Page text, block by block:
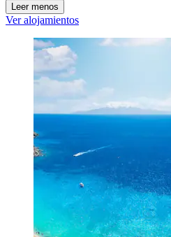
Leer menos
Ver alojamientos